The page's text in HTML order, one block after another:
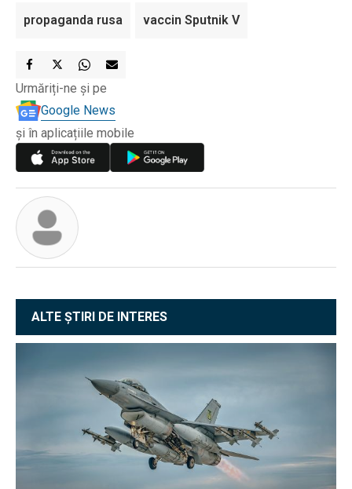
propaganda rusa vaccin Sputnik V
Urmăriți-ne și pe
Google News
și în aplicațiile mobile
ALTE ȘTIRI DE INTERES